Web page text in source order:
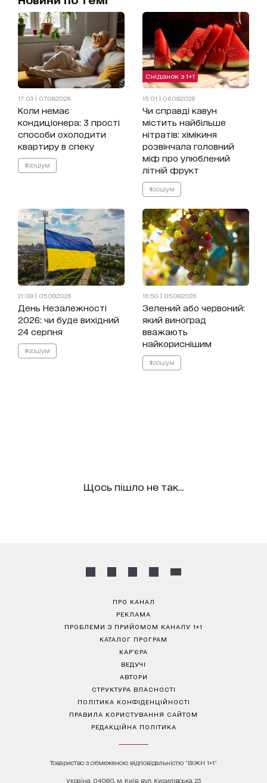
17:03 | 07.08.2026
Коли немає
кондиціонера: 3 прості
способи охолодити
квартиру в спеку
#соціум
Сніданок з 1+1
15:01 | 06.08.2026
Чи справді кавун
містить найбільше
нітратів: хімікиня
розвінчала головний
міф про улюблений
літній фрукт
#соціум
21:08 | 05.08.2026
День Незалежності
2026: чи буде вихідний
24 серпня
#соціум
16:50 | 05.08.2026
Зелений або червоний:
який виноград
вважають
найкориснішим
#соціум
Щось пішло не так...
ПРО КАНАЛ
РЕКЛАМА
ПРОБЛЕМИ З ПРИЙОМОМ КАНАЛУ 1+1
КАТАЛОГ ПРОГРАМ
КАР’ЄРА
ВЕДУЧІ
АВТОРИ
СТРУКТУРА ВЛАСНОСТІ
ПОЛІТИКА КОНФІДЕНЦІЙНОСТІ
ПРАВИЛА КОРИСТУВАННЯ САЙТОМ
РЕДАКЦІЙНА ПОЛІТИКА
Товариство з обмеженою відповідальністю "ВІЖН 1+1"
Україна, 04080, м. Київ, вул. Кирилівська, 23